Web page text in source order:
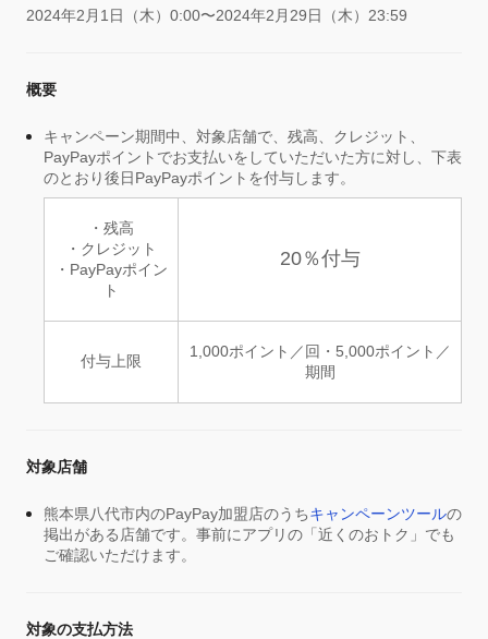
2024年2月1日（木）0:00〜2024年2月29日（木）23:59
概要
キャンペーン期間中、対象店舗で、残高、クレジット、
PayPayポイントでお支払いをしていただいた方に対し、下表
のとおり後日PayPayポイントを付与します。
・残高
・クレジット
・PayPayポイン
ト
20％付与
付与上限
1,000ポイント／回・5,000ポイント／
期間
対象店舗
熊本県八代市内のPayPay加盟店のうちキャンペーンツールの
掲出がある店舗です。事前にアプリの「近くのおトク」でも
ご確認いただけます。
対象の支払方法